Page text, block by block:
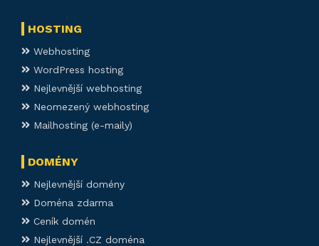
HOSTING
Webhosting
WordPress hosting
Nejlevnější webhosting
Neomezený webhosting
Mailhosting (e-maily)
DOMÉNY
Nejlevnější domény
Doména zdarma
Ceník domén
Nejlevnější .CZ doména